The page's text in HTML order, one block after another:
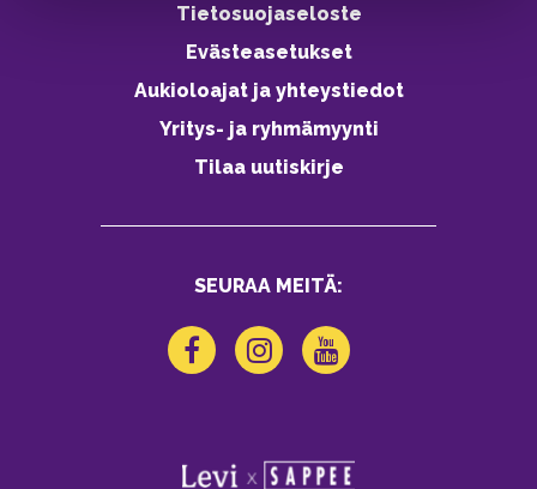
Tietosuojaseloste
Evästeasetukset
Aukioloajat ja yhteystiedot
Yritys- ja ryhmämyynti
Tilaa uutiskirje
SEURAA MEITÄ: